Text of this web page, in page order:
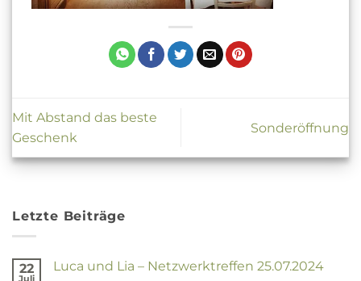
Mit Abstand das beste
Geschenk
Sonderöffnung
Letzte Beiträge
22
Juli
Luca und Lia – Netzwerktreffen 25.07.2024